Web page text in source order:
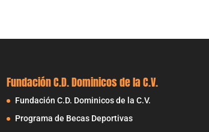
Fundación C.D. Dominicos de la C.V.
Fundación C.D. Dominicos de la C.V.
Programa de Becas Deportivas